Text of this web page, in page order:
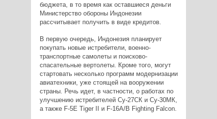
бюджета, в то время как оставшиеся деньги
Министерство обороны Индонезии
рассчитывает получить в виде кредитов.
В первую очередь, Индонезия планирует
покупать новые истребители, военно-
транспортные самолеты и поисково-
спасательные вертолеты. Кроме того, могут
стартовать несколько программ модернизации
авиатехники, уже стоящей на вооружении
страны. Речь идет, в частности, о работах по
улучшению истребителей Су-27СК и Су-30МК,
а также F-5E Tiger II и F-16A/B Fighting Falcon.